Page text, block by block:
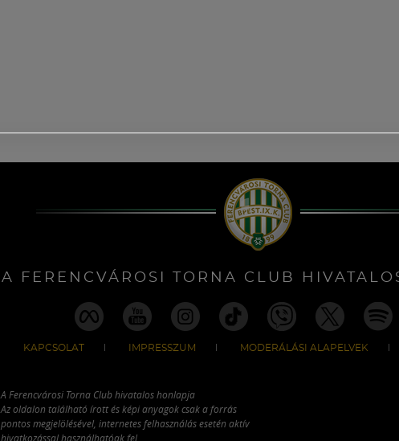
A FERENCVÁROSI TORNA CLUB
KAPCSOLAT IMPRESSZUM MODERÁLÁSI ALAPELVEK
A Ferencvárosi Torna Club hivatalos honlapja
Az oldalon található írott és képi anyagok csak a forrás
pontos megjelölésével, internetes felhasználás esetén aktív
hivatkozással használhatóak fel.